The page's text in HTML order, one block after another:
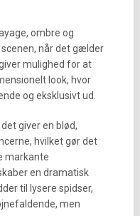
ombre og
når det gælder
mulighed for at
look, hvor
og eksklusivt ud.
giver en blød,
hvilket gør det
markante
en dramatisk
til lysere spidser,
men